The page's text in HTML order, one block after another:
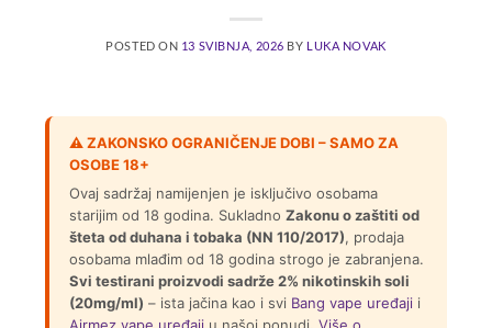
POSTED ON 13 SVIBNJA, 2026 BY LUKA NOVAK
⚠️ ZAKONSKO OGRANIČENJE DOBI – SAMO ZA
OSOBE 18+
Ovaj sadržaj namijenjen je isključivo osobama
starijim od 18 godina. Sukladno Zakonu o zaštiti od
šteta od duhana i tobaka (NN 110/2017), prodaja
osobama mlađim od 18 godina strogo je zabranjena.
Svi testirani proizvodi sadrže 2% nikotinskih soli
(20mg/ml) – ista jačina kao i svi Bang vape uređaji i
Airmez vape uređaji u našoj ponudi. Više o